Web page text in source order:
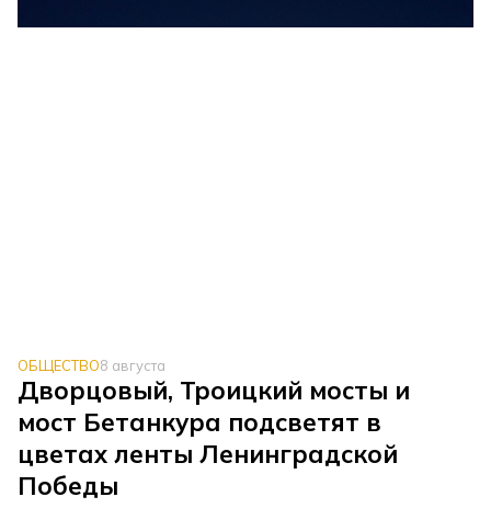
ОБЩЕСТВО8 августа
Дворцовый, Троицкий мосты и
мост Бетанкура подсветят в
цветах ленты Ленинградской
Победы